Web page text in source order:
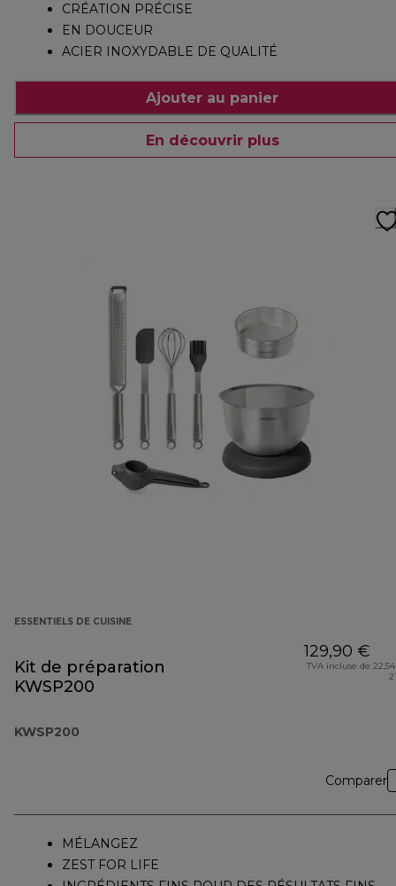
CRÉATION PRÉCISE
EN DOUCEUR
ACIER INOXYDABLE DE QUALITÉ
Ajouter au panier
En découvrir plus
ESSENTIELS DE CUISINE
Kit de préparation
KWSP200
KWSP200
129,90 €
TVA incluse de
Comparer
MÉLANGEZ
ZEST FOR LIFE